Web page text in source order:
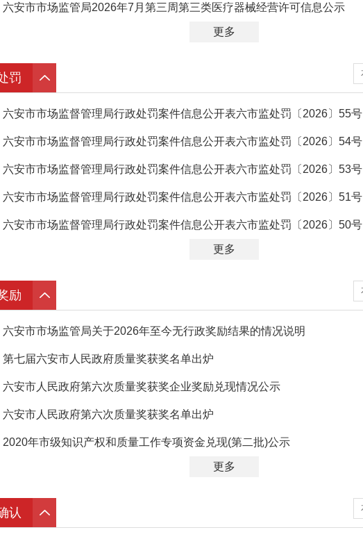
六安市市场监管局2026年7月第三周第三类医疗器械经营许可信息公示
更多
罚
六安市市场监督管理局行政处罚案件信息公开表六市监处罚〔2026〕55号
六安市市场监督管理局行政处罚案件信息公开表六市监处罚〔2026〕54号
六安市市场监督管理局行政处罚案件信息公开表六市监处罚〔2026〕53号
六安市市场监督管理局行政处罚案件信息公开表六市监处罚〔2026〕51号
六安市市场监督管理局行政处罚案件信息公开表六市监处罚〔2026〕50号
更多
励
六安市市场监管局关于2026年至今无行政奖励结果的情况说明
第七届六安市人民政府质量奖获奖名单出炉
六安市人民政府第六次质量奖获奖企业奖励兑现情况公示
六安市人民政府第六次质量奖获奖名单出炉
2020年市级知识产权和质量工作专项资金兑现(第二批)公示
更多
认